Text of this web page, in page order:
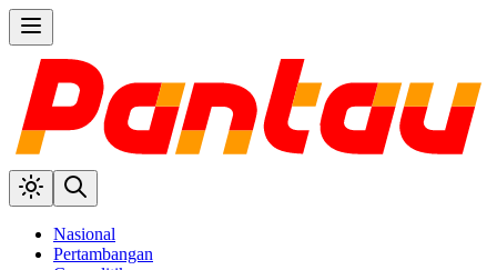
Nasional
Pertambangan